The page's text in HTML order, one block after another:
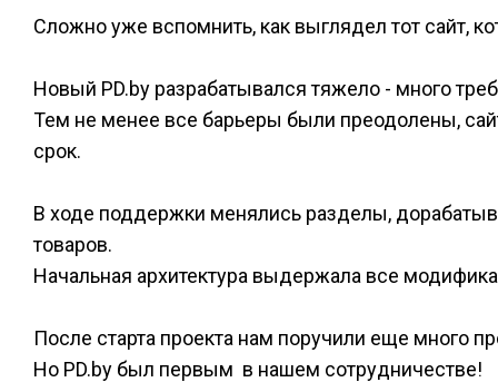
Сложно уже вспомнить, как выглядел тот сайт,
Новый PD.by разрабатывался тяжело - много
Тем не менее все барьеры были преодолены,
срок.
В ходе поддержки менялись разделы,
товаров.
Начальная архитектура выдержала все
После старта проекта нам поручили еще много
Но PD.by был первым в нашем сотрудничестве!